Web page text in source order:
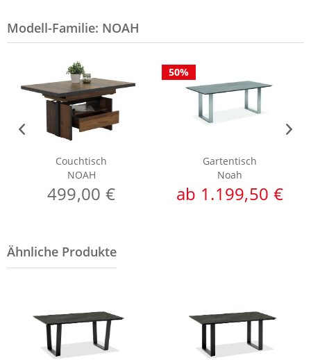
Modell-Familie: NOAH
Couchtisch
NOAH
499,00 €
50%
Gartentisch
Noah
ab 1.199,50 €